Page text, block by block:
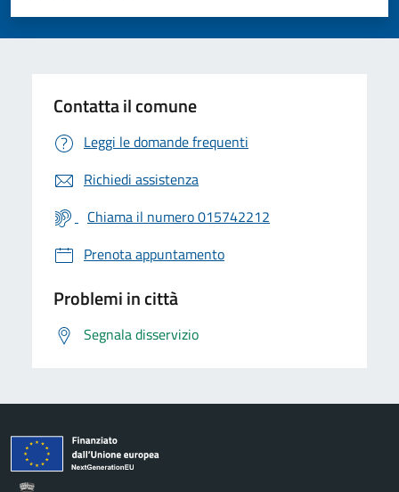
Valuta 5 stelle su 5
Valuta 4 stelle su 5
Valuta 3 stelle su 5
Valuta 2 stelle su 5
Valuta 1 stelle su 5
Contatta il comune
Leggi le domande frequenti
Richiedi assistenza
Chiama il numero 015742212
Prenota appuntamento
Problemi in città
Segnala disservizio